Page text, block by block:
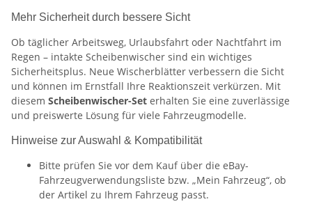
Mehr Sicherheit durch bessere Sicht
Ob täglicher Arbeitsweg, Urlaubsfahrt oder Nachtfahrt im
Regen – intakte Scheibenwischer sind ein wichtiges
Sicherheitsplus. Neue Wischerblätter verbessern die Sicht
und können im Ernstfall Ihre Reaktionszeit verkürzen. Mit
diesem Scheibenwischer-Set erhalten Sie eine zuverlässige
und preiswerte Lösung für viele Fahrzeugmodelle.
Hinweise zur Auswahl & Kompatibilität
Bitte prüfen Sie vor dem Kauf über die eBay-
Fahrzeugverwendungsliste bzw. „Mein Fahrzeug“, ob
der Artikel zu Ihrem Fahrzeug passt.